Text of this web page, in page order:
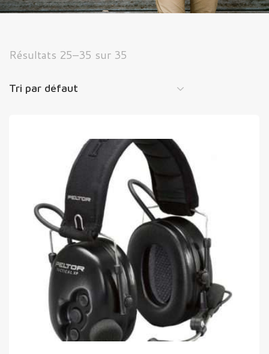
Résultats 25–35 sur 35